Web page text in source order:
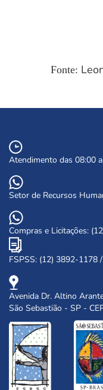
Fonte:
Atendimento das 08:00
Setor de Recursos
Compras e Licitações:
FSPSS: (12) 3892-1178
Avenida Dr. Altino
São Sebastião - SP -